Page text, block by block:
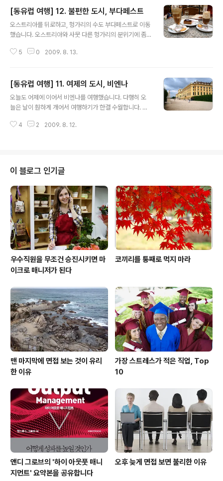
[동유럽 여행] 12. 불편한 도시, 부다페스트
오스트리아를 뒤로하고, 헝가리의 수도 부다페스트로 이동
했습니다. 오스트리아와 사뭇 다른 헝가리의 분위기에 좀
상당히 지저분합니다. 특히 유럽 어디에나 볼 수 있는 낙서
가 많지만 헝가리는 더욱 심하다는 느낌이었지요. 가장 불
만스러운 것은 지하철이었습니다. 열차가 도착하면 이게
상행인지 하행인지, 여기가 어떤 역인지 알기가 무척 어려
행방향의 역명들이 진하게 표기되고 이미 지나온 역명들은
5 0 2009. 8. 13.
[동유럽 여행] 11. 여제의 도시, 비엔나
오늘도 어제에 이어서 비엔나를 여행했습니다. 다행히 오
늘은 날이 훤하게 개어서 여행하기가 한결 수월합니다. 합
다. * 사진을 클릭하면 크고 명확하게 보입니다.
4 2 2009. 8. 12.
이 블로그 인기글
우수직원을 무조건 승진시키면 마
이크로 매니저가 된다
코끼리를 통째로 먹지 마라
맨 마지막에 면접 보는 것이 유리
한 이유
가장 스트레스가 적은 직업, Top
10
앤디 그로브의 '하이 아웃풋 매니
지먼트' 요약본을 공유합니다
오후 늦게 면접 보면 불리한 이유